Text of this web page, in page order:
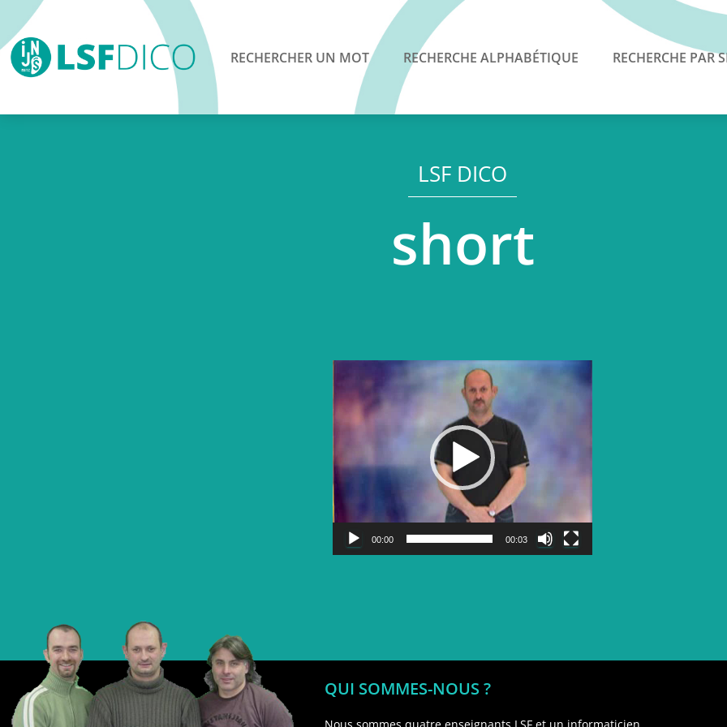
RECHERCHER UN MOT RECHERCHE ALPHABÉTIQUE RECHERCHE PAR
LSF DICO
short
Lecteur
vidéo
00:00 00:03
QUI SOMMES-NOUS ?